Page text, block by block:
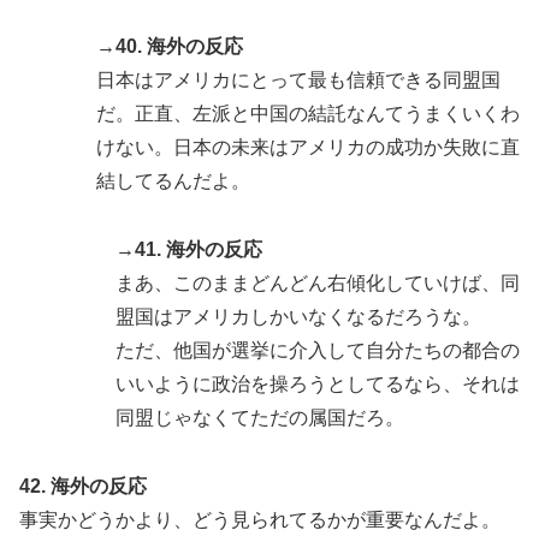
→40. 海外の反応
日本はアメリカにとって最も信頼できる同盟国
だ。正直、左派と中国の結託なんてうまくいくわ
けない。日本の未来はアメリカの成功か失敗に直
結してるんだよ。
→41. 海外の反応
まあ、このままどんどん右傾化していけば、同
盟国はアメリカしかいなくなるだろうな。
ただ、他国が選挙に介入して自分たちの都合の
いいように政治を操ろうとしてるなら、それは
同盟じゃなくてただの属国だろ。
42. 海外の反応
事実かどうかより、どう見られてるかが重要なんだよ。